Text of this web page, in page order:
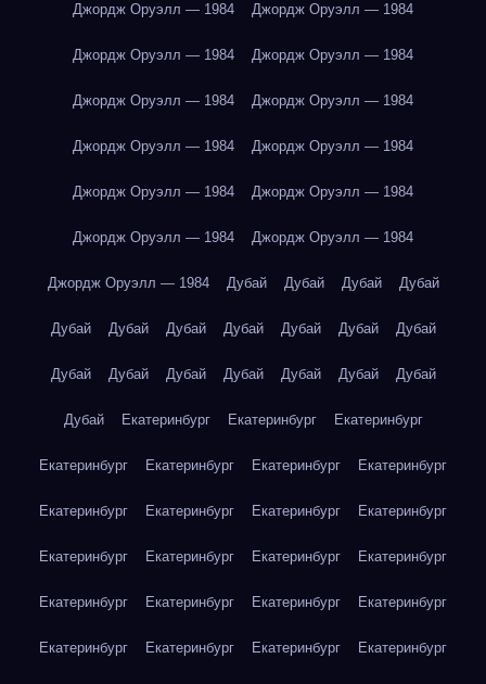
Джордж Оруэлл — 1984 Джордж Оруэлл — 1984
Джордж Оруэлл — 1984 Джордж Оруэлл — 1984
Джордж Оруэлл — 1984 Джордж Оруэлл — 1984
Джордж Оруэлл — 1984 Джордж Оруэлл — 1984
Джордж Оруэлл — 1984 Джордж Оруэлл — 1984
Джордж Оруэлл — 1984 Джордж Оруэлл — 1984
Джордж Оруэлл — 1984 Дубай Дубай Дубай Дубай
Дубай Дубай Дубай Дубай Дубай Дубай Дубай
Дубай Дубай Дубай Дубай Дубай Дубай Дубай
Дубай Екатеринбург Екатеринбург Екатеринбург
Екатеринбург Екатеринбург Екатеринбург Екатеринбург
Екатеринбург Екатеринбург Екатеринбург Екатеринбург
Екатеринбург Екатеринбург Екатеринбург Екатеринбург
Екатеринбург Екатеринбург Екатеринбург Екатеринбург
Екатеринбург Екатеринбург Екатеринбург Екатеринбург